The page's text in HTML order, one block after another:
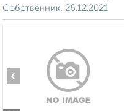
Собственник, 26.12.2021
‹